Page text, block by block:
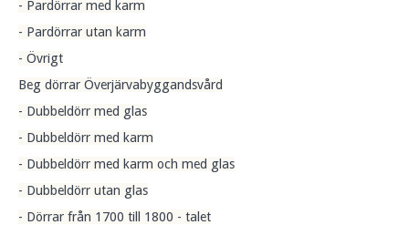
- Pardörrar med karm
- Pardörrar utan karm
- Övrigt
Beg dörrar Överjärvabyggandsvård
- Dubbeldörr med glas
- Dubbeldörr med karm
- Dubbeldörr med karm och med glas
- Dubbeldörr utan glas
- Dörrar från 1700 till 1800 - talet